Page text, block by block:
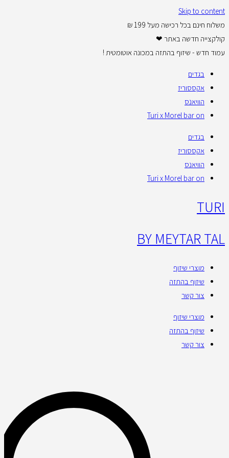
Skip to content
משלוח חינם בכל רכישה מעל 199 ₪
קולקצייה חדשה באתר ❤
עמוד חדש - שיזוף בהתזה במכונה אוטומטית !
בגדים
אקססוריז
הוויאנס
Turi x Morel bar on
בגדים
אקססוריז
הוויאנס
Turi x Morel bar on
TURI
BY MEYTAR TAL
מוצרי שיזוף
שיזוף בהתזה
צור קשר
מוצרי שיזוף
שיזוף בהתזה
צור קשר